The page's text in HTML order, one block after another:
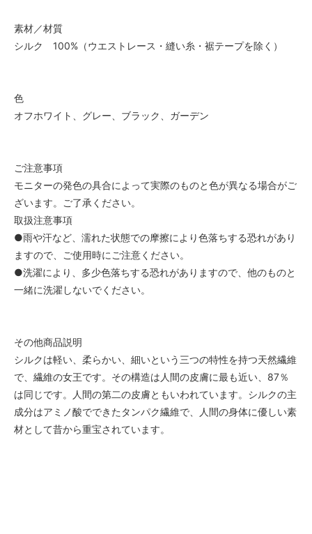
素材／材質
シルク 100%（ウエストレース・縫い糸・裾テープを除く）
色
オフホワイト、グレー、ブラック、ガーデン
ご注意事項
モニターの発色の具合によって実際のものと色が異なる場合がご
ざいます。ご了承ください。
取扱注意事項
●雨や汗など、濡れた状態での摩擦により色落ちする恐れがあり
ますので、ご使用時にご注意ください。
●洗濯により、多少色落ちする恐れがありますので、他のものと
一緒に洗濯しないでください。
その他商品説明
シルクは軽い、柔らかい、細いという三つの特性を持つ天然繊維
で、繊維の女王です。その構造は人間の皮膚に最も近い、87％
は同じです。人間の第二の皮膚ともいわれています。シルクの主
成分はアミノ酸でできたタンパク繊維で、人間の身体に優しい素
材として昔から重宝されています。